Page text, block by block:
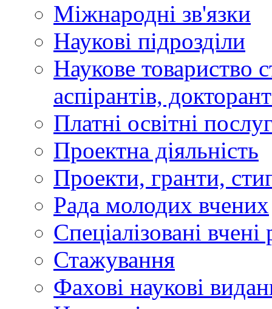
Міжнародні зв'язки
Наукові підрозділи
Наукове товариство
аспірантів,
Платні освітні
Проектна діяльність
Проекти, гранти,
Рада молодих вчених
Спеціалізовані вчені
Стажування
Фахові наукові